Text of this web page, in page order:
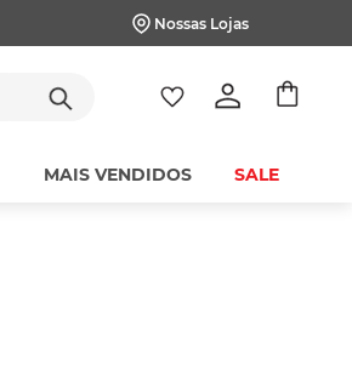
Nossas Lojas
MAIS VENDIDOS SALE